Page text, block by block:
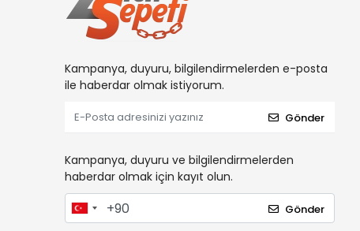
Kampanya, duyuru, bilgilendirmelerden e-posta
ile haberdar olmak istiyorum.
Gönder
Kampanya, duyuru ve bilgilendirmelerden
haberdar olmak için kayıt olun.
Gönder